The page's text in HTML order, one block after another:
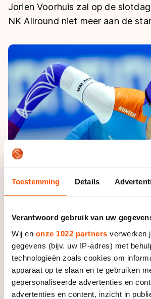
Toestemming Details
Verantwoord gebruik van uw
Wij en onze 1022 partners verwerken
gegevens (bijv. uw IP-adres) met
technologieën zoals cookies om
apparaat op te slaan en te gebruiken
gepersonaliseerde advertenties en
advertenties en content, inzicht in
Langebaan
Inlineskaten
Kunstschaatsen
Schoonrijden
Natuurijs
Uitslagen
Shorttrack
Marathon
Inlineskaten
Kunstschaatsen
Tijden & historie
Ranglijsten Langebaan
Persoonlijke records & tijden
Historie & statistiek
De weg op
Inschrijven wedstrijden
Algemene Nederlandse Schaatstijd
Deze zomer de weg op
Waar kan ik schaatsen en skaten?
Schaatsfans
Alles voor jou als schaatsfan
Evenementen
Tickets
Livestreams
Winacties
Olympische Spelen
Medaille overzicht
Olympische uitslagen
Van Jong tot Goud verhalen
Jorien Voorhuis zal op de
NK Allround niet meer aan de
Foto: Margarita Bouma
De rijdster van Team